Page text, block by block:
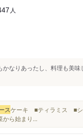
人
なりあったし、料理も美
スケーキ ■ティラミス ■シ
から始まり...